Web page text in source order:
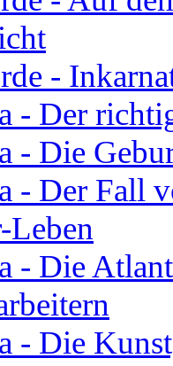
-
- Der
- Die
- Der Fall
Leben
- Die
- Die